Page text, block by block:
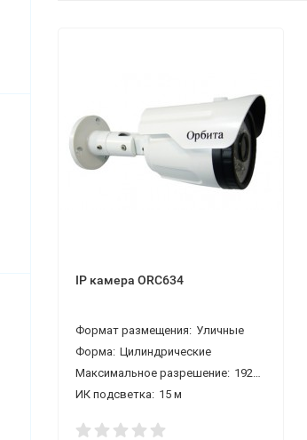
IP камера ORС634
Формат размещения: Уличные
Форма: Цилиндрические
Максимальное разрешение: 1920*1080 2 Мп
ИК подсветка: 15 м